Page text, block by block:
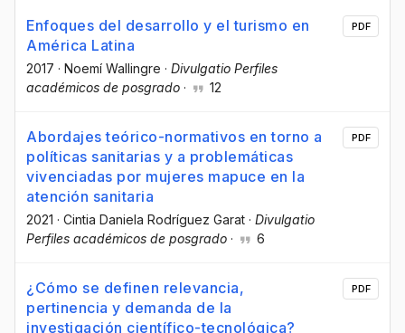
Enfoques del desarrollo y el turismo en
América Latina
2017 · Noemí Wallingre · Divulgatio Perfiles
académicos de posgrado · 12
PDF
Abordajes teórico-normativos en torno a
políticas sanitarias y a problemáticas
vivenciadas por mujeres mapuce en la
atención sanitaria
2021 · Cintia Daniela Rodríguez Garat · Divulgatio
Perfiles académicos de posgrado · 6
PDF
¿Cómo se definen relevancia,
pertinencia y demanda de la
investigación científico-tecnológica?
PDF